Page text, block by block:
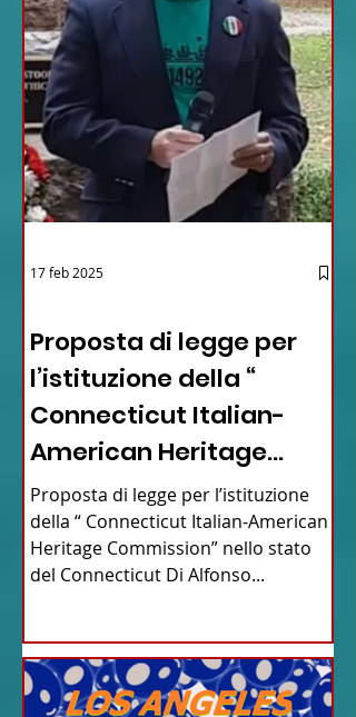
Proposta di legge per
l’istituzione della “
Connecticut Italian-
American Heritage
Commission” nello stato
del Connecticut
Proposta di legge per l’istituzione
della “ Connecticut Italian-American
Heritage Commission” nello stato
del Connecticut Di Alfonso...
17 feb 2025